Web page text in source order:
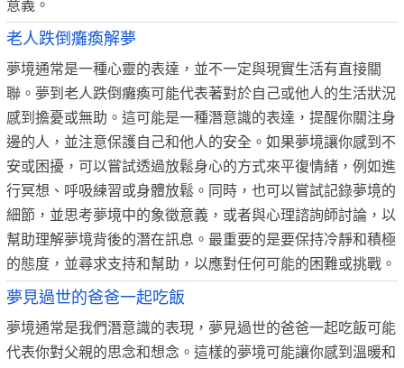
意義。
老人跌倒癱瘓解夢
夢境通常是一種心靈的表達，並不一定與現實生活有直接關
聯。夢到老人跌倒癱瘓可能代表著對於自己或他人的生活狀況
感到擔憂或無助。這可能是一種潛意識的表達，提醒你關注身
邊的人，並注意保護自己和他人的安全。如果夢境讓你感到不
安或困擾，可以嘗試透過放鬆身心的方式來平復情緒，例如進
行冥想、呼吸練習或身體放鬆。同時，也可以嘗試記錄夢境的
細節，並思考夢境中的象徵意義，或者與心理諮詢師討論，以
幫助理解夢境背後的潛在訊息。最重要的是要保持冷靜和積極
的態度，並尋求支持和幫助，以應對任何可能的困難或挑戰。
夢見過世的爸爸一起吃飯
夢境通常是我們潛意識的表現，夢見過世的爸爸一起吃飯可能
代表你對父親的思念和想念。這樣的夢境可能讓你感到溫暖和